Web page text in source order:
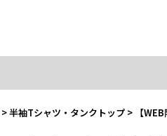
>半袖Tシャツ・タンクトップ > 【